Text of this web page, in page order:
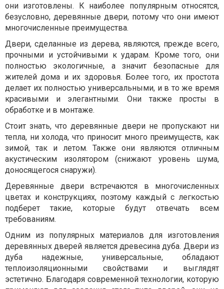
они изготовлены. К наиболее популярным относятся,
безусловно, деревянные двери, потому что они имеют
многочисленные преимущества.
Двери, сделанные из дерева, являются, прежде всего,
прочными и устойчивыми к ударам. Кроме того, они
полностью экологичные, а значит безопасные для
жителей дома и их здоровья. Более того, их простота
делает их полностью универсальными, и в то же время
красивыми и элегантными. Они также просты в
обработке и в монтаже.
Стоит знать, что деревянные двери не пропускают ни
тепла, ни холода, что приносит много преимуществ, как
зимой, так и летом. Также они являются отличным
акустическим изолятором (снижают уровень шума,
доносящегося снаружи).
Деревянные двери встречаются в многочисленных
цветах и конструкциях, поэтому каждый с легкостью
подберет такие, которые будут отвечать всем
требованиям.
Одним из популярных материалов для изготовления
деревянных дверей является древесина дуба. Двери из
дуба надежные, универсальные, обладают
теплоизоляционными свойствами и выглядят
эстетично. Благодаря современной технологии, которую